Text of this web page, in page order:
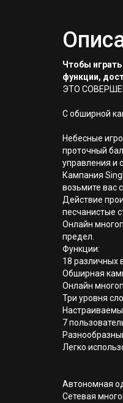
Чтобы
функции,
ЭТО
С обширной
Небесные
проточный
управления и
Кампания
возьмите вас
Действие
песчанистые
Онлайн
предел.
Функции:
18 различных
Обширная
Онлайн
Три уровня
7
Легко
Автономная
Сетевая